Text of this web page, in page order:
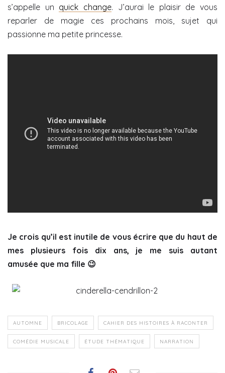
s’appelle un quick change. J’aurai le plaisir de vous
reparler de magie ces prochains mois, sujet qui
passionne ma petite princesse.
Je crois qu’il est inutile de vous écrire que du haut de
mes plusieurs fois dix ans, je me suis autant
amusée que ma fille 😉
AUTOMNE BRICOLAGE CAHIER DES HISTOIRES À RACONTER
COMÉDIE MUSICALE ÉTUDE THÉMATIQUE NARRATION